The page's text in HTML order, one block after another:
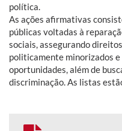
política.
As ações afirmativas
públicas voltadas à
sociais, assegurando
politicamente minorizados
oportunidades, além de
discriminação. As listas